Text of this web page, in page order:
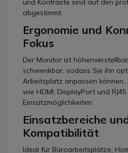
abgestimmt.
Ergonomie und
Fokus
Der Monitor ist
schwenkbar, sodass Sie ihn
Arbeitsplatz anpassen können.
wie HDMI, DisplayPort und
Einsatzmöglichkeiten.
Einsatzbereiche
Kompatibilität
Ideal für Büroarbeitsplätze,